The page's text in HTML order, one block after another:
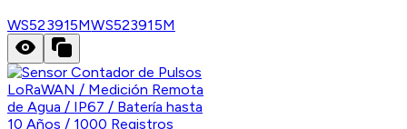
WS523915MWS523915M